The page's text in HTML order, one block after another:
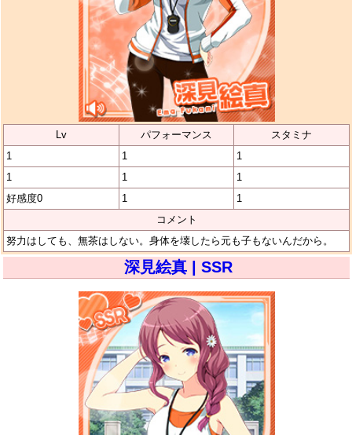
Lv パフォーマンス
スタミナ
1
1
1
1
1
1
好感度0
1
1
コメント
努力はしても、無茶はしない。身体を壊したら元も子もないんだから。
深見絵真 | SSR